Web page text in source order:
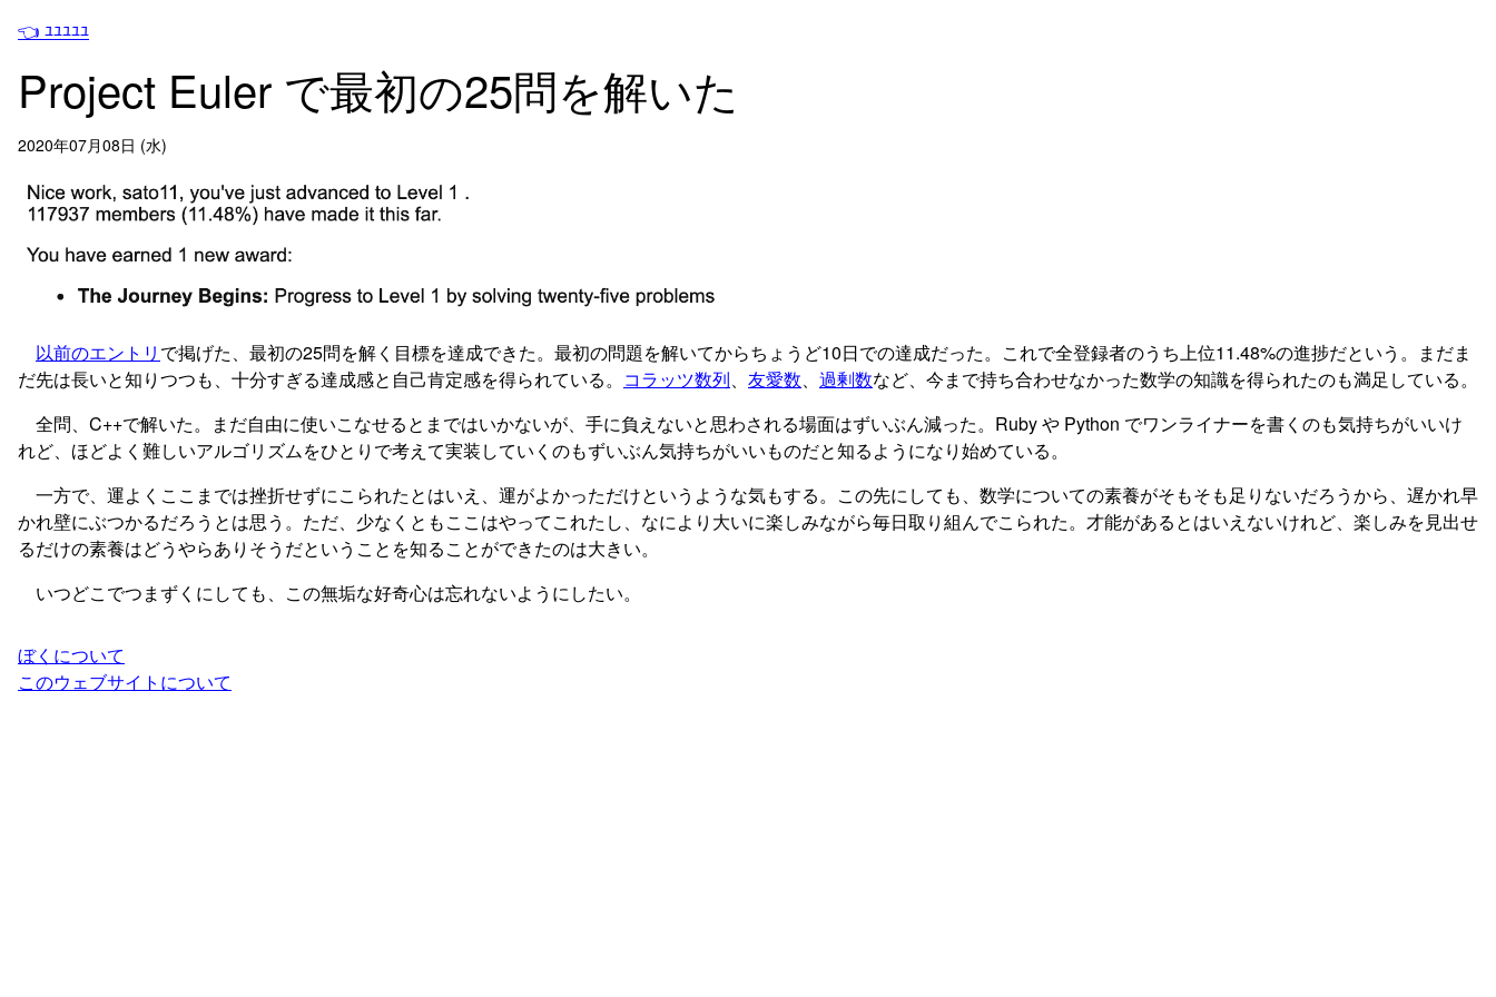
👈 ﾕﾕﾕﾕﾕ
Project Euler で最初の25問を解いた
2020年07月08日 (水)
以前のエントリ で掲げた、最初の25問を解く目標を達成できた。最初の問題を解いてからちょうど10日での達成だった。これで全登録者のうち上位11.48%の進捗だという。まだま
だ先は長いと知りつつも、十分すぎる達成感と自己肯定感を得られている。 コラッツ数列 友愛数 過剰数など、今まで持ち合わせなかった数学の知識を得られたのも満足している。
全問、C++で解いた。まだ自由に使いこなせるとまではいかないが、手に負えないと思わされる場面はずいぶん減った。Ruby や Python でワンライナーを書くのも気持ちがいいけ
れど、ほどよく難しいアルゴリズムをひとりで考えて実装していくのもずいぶん気持ちがいいものだと知るようになり始めている。
一方で、運よくここまでは挫折せずにこられたとはいえ、運がよかっただけというような気もする。この先にしても、数学についての素養がそもそも足りないだろうから、遅かれ早
かれ壁にぶつかるだろうとは思う。ただ、少なくともここはやってこれたし、なにより大いに楽しみながら毎日取り組んでこられた。才能があるとはいえないけれど、楽しみを見出せ
るだけの素養はどうやらありそうだということを知ることができたのは大きい。
いつどこでつまずくにしても、この無垢な好奇心は忘れないようにしたい。
ぼくについて
このウェブサイトについて